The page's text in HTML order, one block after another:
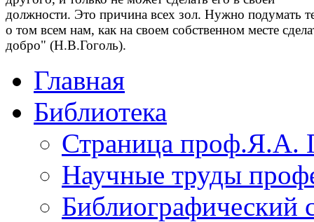
должности. Это причина всех зол. Нужно подумать
о том всем нам, как на своем собственном месте
добро" (Н.В.Гоголь).
Главная
Библиотека
Страница проф.Я.А.
Научные труды
Библиографический